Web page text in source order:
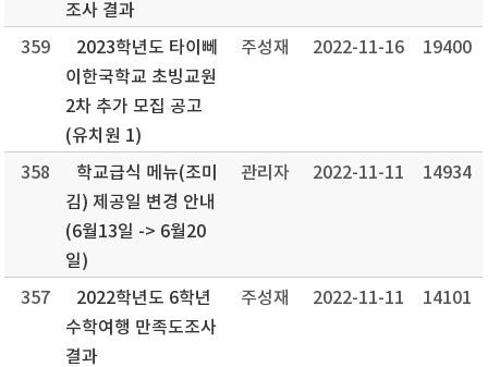
조사 결과
359
2023학년도 타이뻬
이한국학교 초빙교원
2차 추가 모집 공고
(유치원 1)
주성재 2022-11-16 19400
358
학교급식 메뉴(조미
김) 제공일 변경 안내
(6월13일 -> 6월20
일)
관리자 2022-11-11 14934
357
2022학년도 6학년
수학여행 만족도조사
결과
주성재 2022-11-11 14101